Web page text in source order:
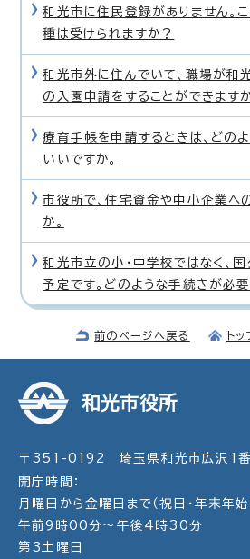
和光市に住民登録がありません。
種は受けられますか？
和光市外に住んでいて、職場が和
の入園申請をすることができますか
療育手帳を申請するときは、どの
いいですか。
市役所で、住宅資金や中小企業へ
か。
和光市立の小・中学校ではなく、
予定です。どのような手続きが必要
前のページへ戻る ト
和光市役所
〒351-0192 埼玉県和光市広沢1
開庁時間：
月曜日から金曜日まで（祝日・年末年始
午前9時00分～午後4時30分
第3土曜日